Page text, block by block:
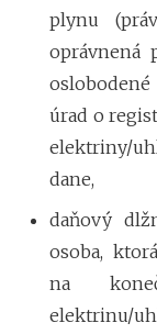
plynu
oprávnená
úrad o
elektriny/
dane,
daňový
osoba,
na
elektrinu/